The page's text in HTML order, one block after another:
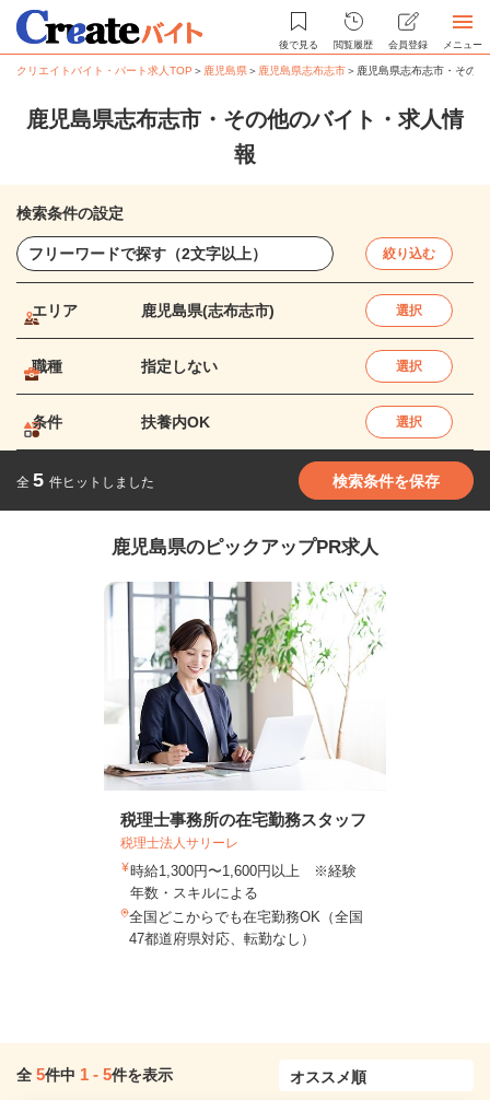
後で見る 閲覧履歴 会員登録 メニュー
クリエイトバイト・パート求人TOP ＞ 鹿児島県＞ 鹿児島県志布志市＞ 鹿児島県志布志市・その
鹿児島県志布志市・その他のバイト・求人情
報
検索条件の設定
絞り込む
エリア 鹿児島県(志布志市) 選択
職種 指定しない 選択
条件 扶養内OK 選択
全 5 件ヒットしました 検索条件を保存
鹿児島県のピックアップPR求人
税理士事務所の在宅勤務スタッフ
税理士法人サリーレ
時給1,300円〜1,600円以上 ※経験
年数・スキルによる
全国どこからでも在宅勤務OK（全国
47都道府県対応、転勤なし）
全 5件中 1 - 5件を表示